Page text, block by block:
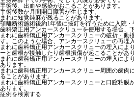
手術後、出血や感染がおこることがあります。
手術後数か月間開口障害が生じます。
まれに知覚鈍麻が残ることがあります。
顎離断術施術後約1年後に抜釘を行うために入院
歯科矯正用アンカースクリューを使用する場合、
まれに歯科矯正用アンカースクリューの破折・動
す。このような場合、アンカースクリューの再埋
まれに歯科矯正用アンカースクリューの埋入によ
ーと歯根が接触したり歯根損傷が起こることがあり
まれに歯科矯正用アンカースクリューの埋入によ
あります。
まれに歯科矯正用アンカースクリュー周囲の歯肉
ることがあります。
まれに歯科矯正用アンカースクリューと口腔粘膜
あります。
症例を検索する